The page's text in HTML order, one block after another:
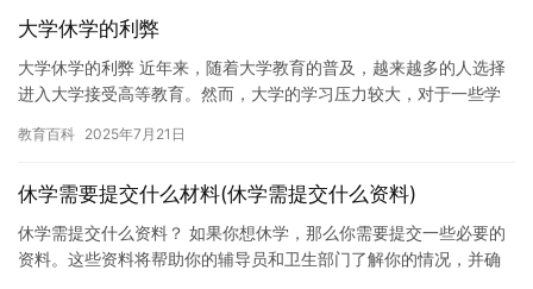
大学休学的利弊
大学休学的利弊 近年来，随着大学教育的普及，越来越多的人选择
进入大学接受高等教育。然而，大学的学习压力较大，对于一些学
响。因…
教育百科 2025年7月21日
休学需要提交什么材料(休学需提交什么资料)
休学需提交什么资料？ 如果你想休学，那么你需要提交一些必要的
资料。这些资料将帮助你的辅导员和卫生部门了解你的情况，并确